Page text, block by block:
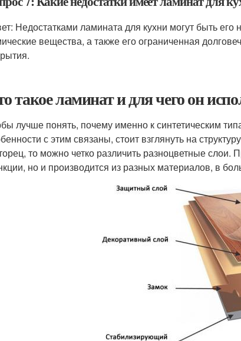
Недостатками ламината для кухни могут быть
вещества, а также его ограниченная
такое ламинат и для чего он
лучше понять, почему именно к синтетическим
с этим связаны, стоит взглянуть на
то можно четко различить разноцветные
но и производится из разных материалов, в